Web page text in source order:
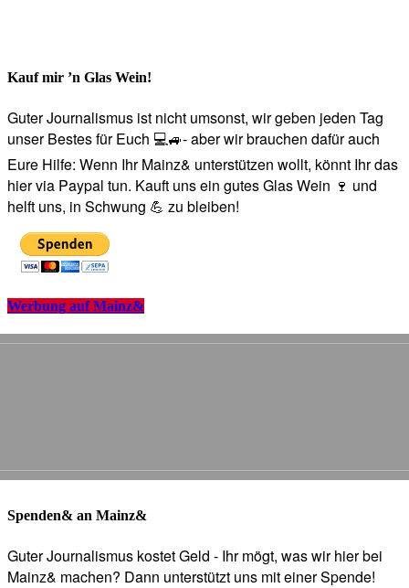
Kauf mir ’n Glas Wein!
Guter Journalismus ist nicht umsonst, wir geben jeden Tag
unser Bestes für Euch 💻🚙- aber wir brauchen dafür auch
Eure Hilfe: Wenn Ihr Mainz& unterstützen wollt, könnt Ihr das
hier via Paypal tun. Kauft uns ein gutes Glas Wein 🍷 und
helft uns, in Schwung 💪 zu bleiben!
Werbung auf Mainz&
Spenden& an Mainz&
Guter Journalismus kostet Geld - Ihr mögt, was wir hier bei
Mainz& machen? Dann unterstützt uns mit einer Spende!